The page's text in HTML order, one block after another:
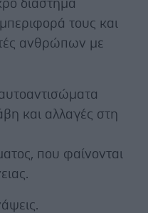
διάστημα
τους και
ανθρώπων με
και αλλαγές στη
που φαίνονται